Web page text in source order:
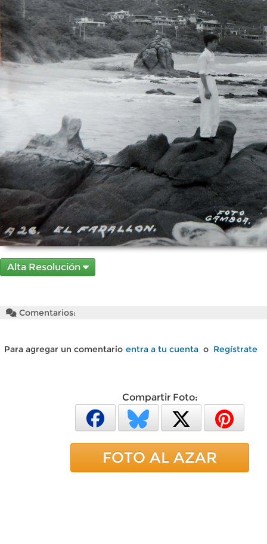
Alta Resolución
Comentarios:
Para agregar un comentario entra a tu cuenta o Regístrate
Compartir Foto:
FOTO AL AZAR